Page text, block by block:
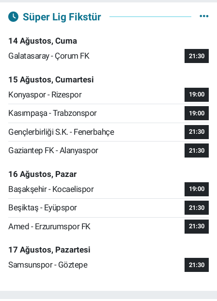
Süper Lig Fikstür
14 Ağustos, Cuma
Galatasaray - Çorum FK
21:30
15 Ağustos, Cumartesi
Konyaspor - Rizespor
19:00
Kasımpaşa - Trabzonspor 19:00
Gençlerbirliği S.K. - Fenerbahçe 21:30
Gaziantep FK - Alanyaspor 21:30
16 Ağustos, Pazar
Başakşehir - Kocaelispor
19:00
Beşiktaş - Eyüpspor 21:30
Amed - Erzurumspor FK 21:30
17 Ağustos, Pazartesi
Samsunspor - Göztepe
21:30